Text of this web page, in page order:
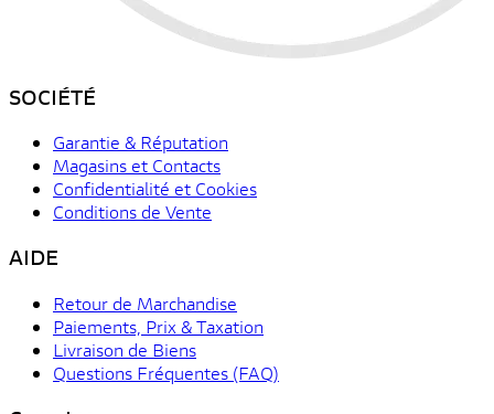
SOCIÉTÉ
Garantie & Réputation
Magasins et Contacts
Confidentialité et Cookies
Conditions de Vente
AIDE
Retour de Marchandise
Paiements, Prix & Taxation
Livraison de Biens
Questions Fréquentes (FAQ)